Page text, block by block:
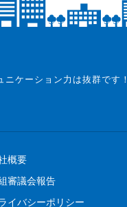
ケーション力は抜群です！
概要
審議会報告
イバシーポリシー